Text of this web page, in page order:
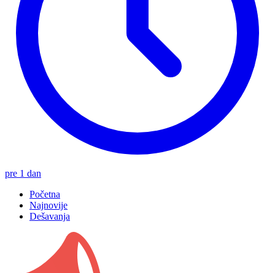
pre 1 dan
Početna
Najnovije
Dešavanja